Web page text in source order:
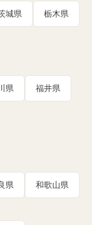
城県 栃木県
県 福井県
県 和歌山県